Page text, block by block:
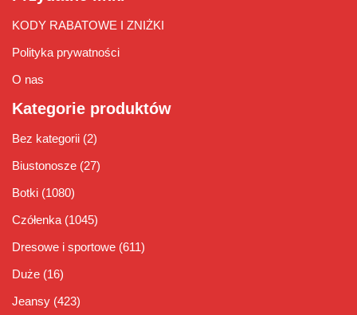
KODY RABATOWE I ZNIŻKI
Polityka prywatności
O nas
Kategorie produktów
Bez kategorii (2)
Biustonosze (27)
Botki (1080)
Czółenka (1045)
Dresowe i sportowe (611)
Duże (16)
Jeansy (423)